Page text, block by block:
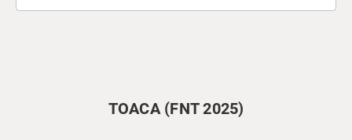
TOACA (FNT 2025)